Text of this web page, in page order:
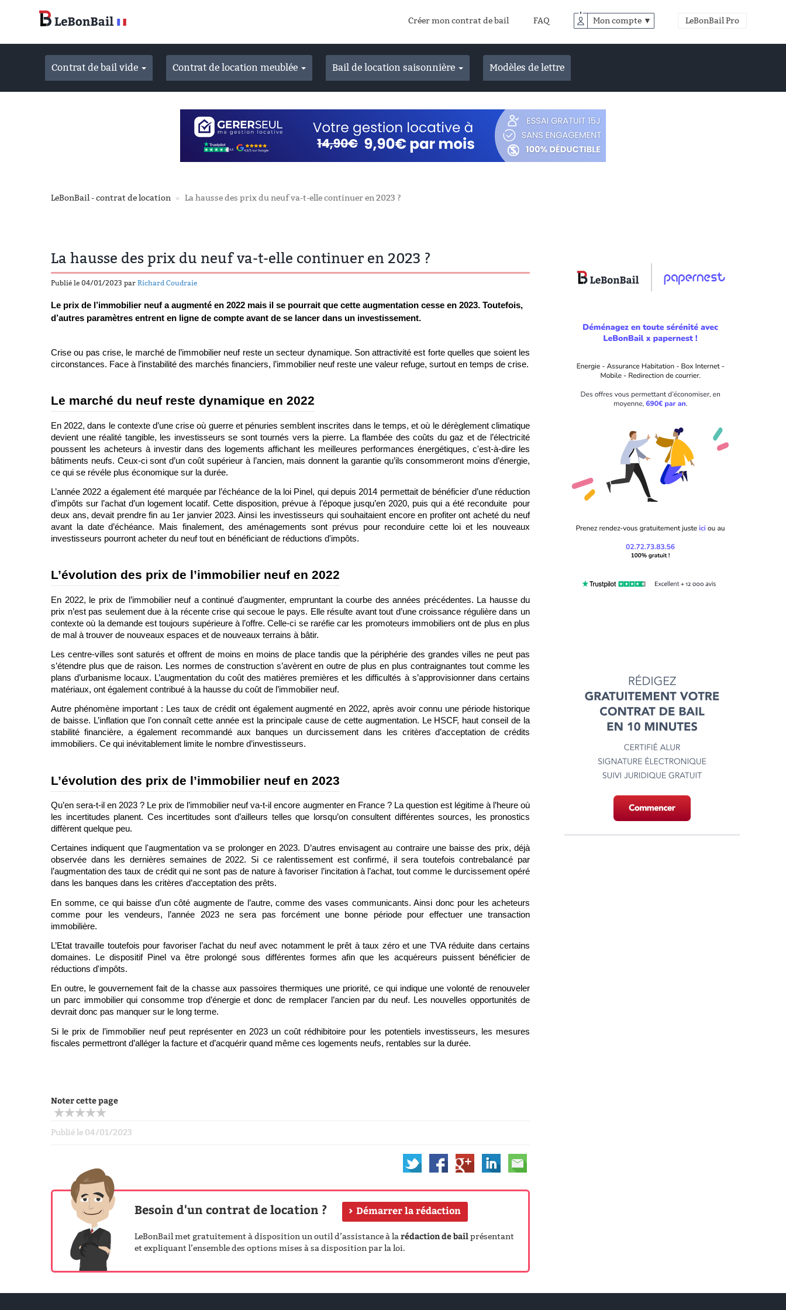
Créer mon contrat de bail FAQ Mon compte ▼ LeBonBail Pro
Contrat de bail vide Contrat de location meublée Bail de location saisonnière Modèles de lettre
LeBonBail - contrat de location La hausse des prix du neuf va-t-elle continuer en 2023 ?
La hausse des prix du neuf va-t-elle continuer en 2023 ?
Publié le 04/01/2023 par Richard Coudraie
Le prix de l’immobilier neuf a augmenté en 2022 mais il se pourrait que cette augmentation cesse en 2023. Toutefois,
d’autres paramètres entrent en ligne de compte avant de se lancer dans un investissement.
Crise ou pas crise, le marché de l’immobilier neuf reste un secteur dynamique. Son attractivité est forte quelles que soient les
circonstances. Face à l’instabilité des marchés financiers, l’immobilier neuf reste une valeur refuge, surtout en temps de crise.
Le marché du neuf reste dynamique en 2022
En 2022, dans le contexte d’une crise où guerre et pénuries semblent inscrites dans le temps, et où le dérèglement climatique
devient une réalité tangible, les investisseurs se sont tournés vers la pierre. La flambée des coûts du gaz et de l’électricité
poussent les acheteurs à investir dans des logements affichant les meilleures performances énergétiques, c'est-à-dire les
bâtiments neufs. Ceux-ci sont d’un coût supérieur à l’ancien, mais donnent la garantie qu’ils consommeront moins d’énergie,
ce qui se révéle plus économique sur la durée.
L’année 2022 a également été marquée par l’échéance de la loi Pinel, qui depuis 2014 permettait de bénéficier d’une réduction
d'impôts sur l’achat d’un logement locatif. Cette disposition, prévue à l’époque jusqu’en 2020, puis qui a été reconduite  pour
deux ans, devait prendre fin au 1er janvier 2023. Ainsi les investisseurs qui souhaitaient encore en profiter ont acheté du neuf
avant la date d’échéance. Mais finalement, des aménagements sont prévus pour reconduire cette loi et les nouveaux
investisseurs pourront acheter du neuf tout en bénéficiant de réductions d'impôts.
L’évolution des prix de l’immobilier neuf en 2022
En 2022, le prix de l’immobilier neuf a continué d’augmenter, empruntant la courbe des années précédentes. La hausse du
prix n’est pas seulement due à la récente crise qui secoue le pays. Elle résulte avant tout d’une croissance régulière dans un
contexte où la demande est toujours supérieure à l’offre. Celle-ci se raréfie car les promoteurs immobiliers ont de plus en plus
de mal à trouver de nouveaux espaces et de nouveaux terrains à bâtir.
Les centre-villes sont saturés et offrent de moins en moins de place tandis que la périphérie des grandes villes ne peut pas
s’étendre plus que de raison. Les normes de construction s’avèrent en outre de plus en plus contraignantes tout comme les
plans d’urbanisme locaux. L’augmentation du coût des matières premières et les difficultés à s’approvisionner dans certains
matériaux, ont également contribué à la hausse du coût de l’immobilier neuf.
Autre phénomène important : Les taux de crédit ont également augmenté en 2022, après avoir connu une période historique
de baisse. L’inflation que l’on connaît cette année est la principale cause de cette augmentation. Le HSCF, haut conseil de la
stabilité financière, a également recommandé aux banques un durcissement dans les critères d’acceptation de crédits
immobiliers. Ce qui inévitablement limite le nombre d’investisseurs.
L’évolution des prix de l’immobilier neuf en 2023
Qu’en sera-t-il en 2023 ? Le prix de l’immobilier neuf va-t-il encore augmenter en France ? La question est légitime à l’heure où
les incertitudes planent. Ces incertitudes sont d’ailleurs telles que lorsqu’on consultent différentes sources, les pronostics
diffèrent quelque peu.
Certaines indiquent que l'augmentation va se prolonger en 2023. D’autres envisagent au contraire une baisse des prix, déjà
observée dans les dernières semaines de 2022. Si ce ralentissement est confirmé, il sera toutefois contrebalancé par
l’augmentation des taux de crédit qui ne sont pas de nature à favoriser l’incitation à l’achat, tout comme le durcissement opéré
dans les banques dans les critères d’acceptation des prêts.
En somme, ce qui baisse d’un côté augmente de l’autre, comme des vases communicants. Ainsi donc pour les acheteurs
comme pour les vendeurs, l’année 2023 ne sera pas forcément une bonne période pour effectuer une transaction
immobilière.
L’Etat travaille toutefois pour favoriser l’achat du neuf avec notamment le prêt à taux zéro et une TVA réduite dans certains
domaines. Le dispositif Pinel va être prolongé sous différentes formes afin que les acquéreurs puissent bénéficier de
réductions d'impôts.
En outre, le gouvernement fait de la chasse aux passoires thermiques une priorité, ce qui indique une volonté de renouveler
un parc immobilier qui consomme trop d’énergie et donc de remplacer l’ancien par du neuf. Les nouvelles opportunités de
devrait donc pas manquer sur le long terme.
Si le prix de l’immobilier neuf peut représenter en 2023 un coût rédhibitoire pour les potentiels investisseurs, les mesures
fiscales permettront d’alléger la facture et d’acquérir quand même ces logements neufs, rentables sur la durée.
Noter cette page
Publié le 04/01/2023
Besoin d'un contrat de location ? Démarrer la rédaction
LeBonBail met gratuitement à disposition un outil d’assistance à larédaction de bailprésentant
et expliquant l’ensemble des options mises à sa disposition par la loi.